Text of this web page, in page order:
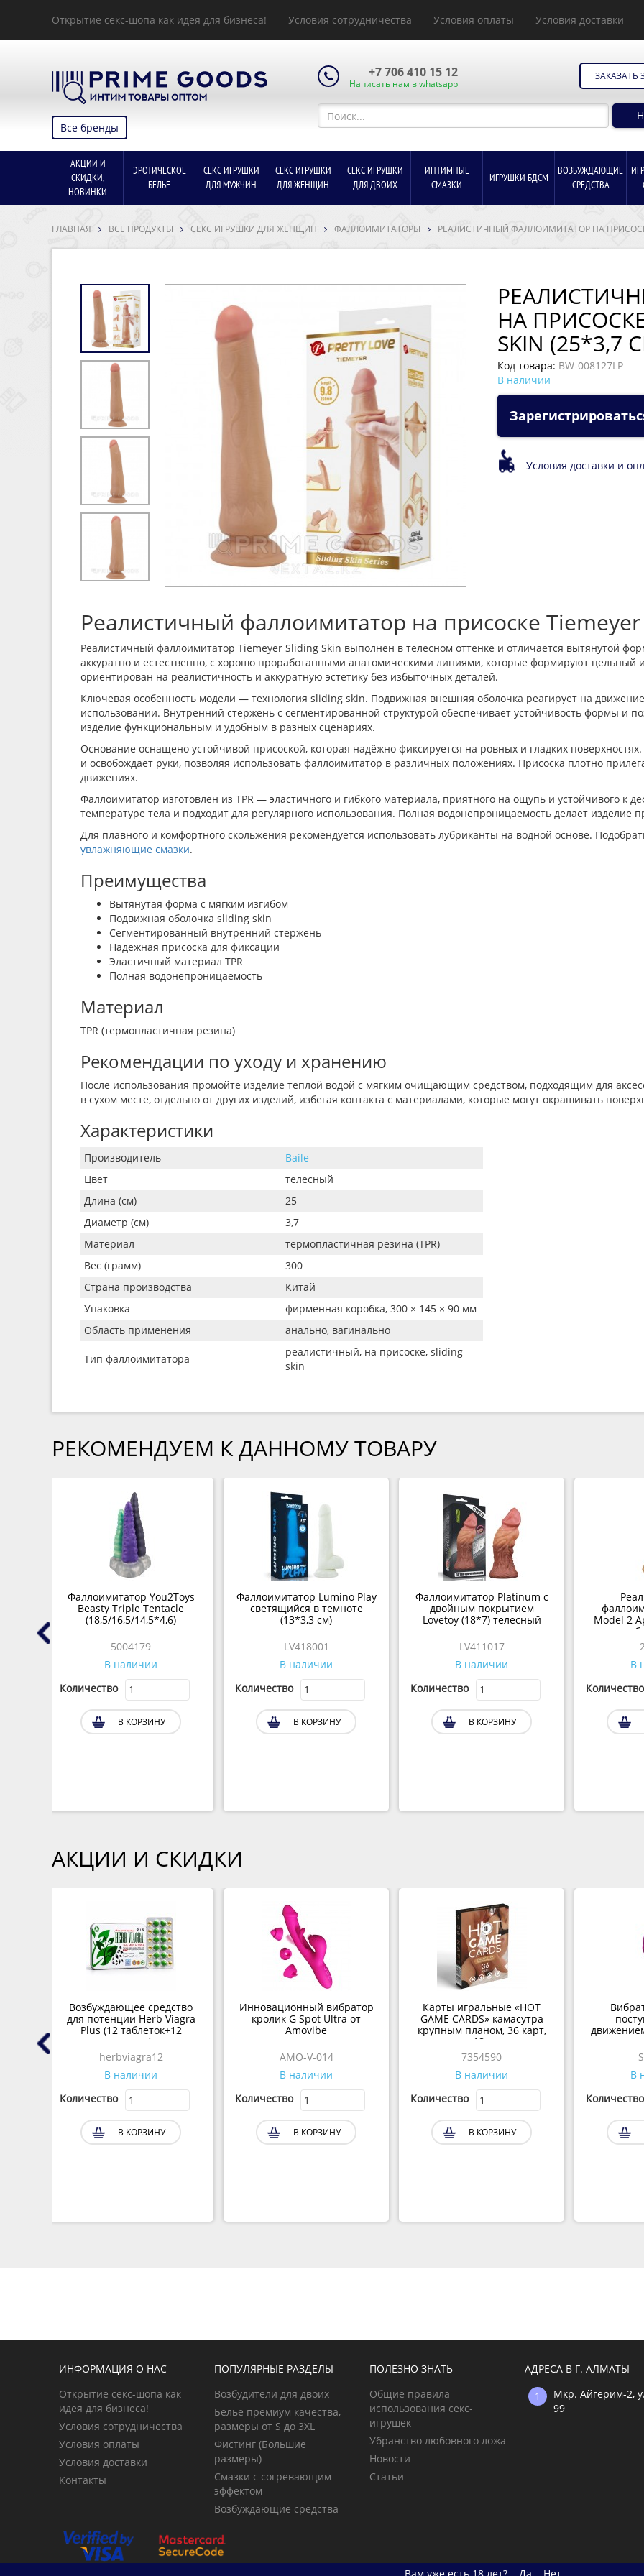
Открытие секс-шопа как идея для бизнеса! Условия сотрудничества Условия оплаты Условия доставки
Все бренды
+7 706 410 15 12
Написать нам в whatsapp
ЗАКАЗАТЬ
АКЦИИ И
СКИДКИ,
НОВИНКИ
ЭРОТИЧЕСКОЕ
БЕЛЬЕ
СЕКС ИГРУШКИ
ДЛЯ МУЖЧИН
СЕКС ИГРУШКИ
ДЛЯ ЖЕНЩИН
СЕКС ИГРУШКИ
ДЛЯ ДВОИХ
ИНТИМНЫЕ
СМАЗКИ
ИГРУШКИ БДСМ
ВОЗБУЖДАЮЩИЕ
СРЕДСТВА
ГЛАВНАЯ ВСЕ ПРОДУКТЫ СЕКС ИГРУШКИ ДЛЯ ЖЕНЩИН ФАЛЛОИМИТАТОРЫ РЕАЛИСТИЧНЫЙ ФАЛЛОИМИТАТОР НА ПРИСОСКЕ
НА ПРИСОСКЕ
SKIN
Код товара: BW-008127LP
В наличии
Условия доставки и
Реалистичный фаллоимитатор на присоске
Реалистичный фаллоимитатор Tiemeyer Sliding Skin выполнен в телесном оттенке и отличается вытянутой
аккуратно и естественно, с хорошо проработанными анатомическими линиями, которые формируют цельный
ориентирован на реалистичность и аккуратную эстетику без избыточных деталей.
Ключевая особенность модели — технология sliding skin. Подвижная внешняя оболочка реагирует на
использовании. Внутренний стержень с сегментированной структурой обеспечивает устойчивость формы и
изделие функциональным и удобным в разных сценариях.
Основание оснащено устойчивой присоской, которая надёжно фиксируется на ровных и гладких
и освобождает руки, позволяя использовать фаллоимитатор в различных положениях. Присоска плотно
движениях.
Фаллоимитатор изготовлен из TPR — эластичного и гибкого материала, приятного на ощупь и устойчивого к
температуре тела и подходит для регулярного использования. Полная водонепроницаемость делает изделие
Для плавного и комфортного скольжения рекомендуется использовать лубриканты на водной основе.
увлажняющие смазки.
Преимущества
Вытянутая форма с мягким изгибом
Подвижная оболочка sliding skin
Сегментированный внутренний стержень
Надёжная присоска для фиксации
Эластичный материал TPR
Полная водонепроницаемость
Материал
TPR (термопластичная резина)
Рекомендации по уходу и хранению
После использования промойте изделие тёплой водой с мягким очищающим средством, подходящим для
в сухом месте, отдельно от других изделий, избегая контакта с материалами, которые могут окрашивать
Характеристики
Производитель
Baile
Цвет
телесный
Длина (см)
25
Диаметр (см)
3,7
Материал
термопластичная резина (TPR)
Вес (грамм)
300
Страна производства
Китай
Упаковка
фирменная коробка, 300 × 145 × 90 мм
Область применения
анально, вагинально
Тип фаллоимитатора
реалистичный, на присоске, sliding
skin
РЕКОМЕНДУЕМ К ДАННОМУ ТОВАРУ
Фаллоимитатор You2Toys
Beasty Triple Tentacle
(18,5/16,5/14,5*4,6)
5004179
В наличии
Количество
В КОРЗИНУ
Фаллоимитатор Lumino Play
светящийся в темноте
(13*3,3 см)
LV418001
В наличии
Количество
В КОРЗИНУ
Фаллоимитатор Platinum с
двойным покрытием
Lovetoy (18*7) телесный
LV411017
В наличии
Количество
В КОРЗИНУ
Model 2
В
Количество
АКЦИИ И СКИДКИ
Возбуждающее средство
для потенции Herb Viagra
Plus (12 таблеток+12
пилюль)
herbviagra12
В наличии
Количество
В КОРЗИНУ
Инновационный вибратор
кролик G Spot Ultra от
Amovibe
AMO-V-014
В наличии
Количество
В КОРЗИНУ
Карты игральные «HOT
GAME CARDS» камасутра
крупным планом, 36 карт,
18+
7354590
В наличии
Количество
В КОРЗИНУ
В
Количество
ИНФОРМАЦИЯ О НАС
Открытие секс-шопа как
идея для бизнеса!
Условия сотрудничества
Условия оплаты
Условия доставки
Контакты
ПОПУЛЯРНЫЕ РАЗДЕЛЫ
Возбудители для двоих
Бельё премиум качества,
размеры от S до 3XL
Фистинг (Большие
размеры)
Смазки с согревающим
эффектом
Возбуждающие средства
ПОЛЕЗНО ЗНАТЬ
Общие правила
использования секс-
игрушек
Убранство любовного ложа
Новости
Статьи
АДРЕСА В Г. АЛМАТЫ
Мкр. Айгерим-2,
99